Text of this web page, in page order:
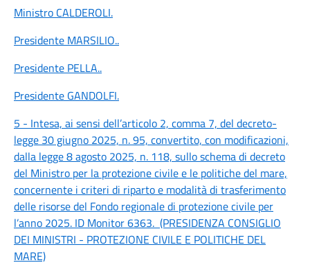
Ministro CALDEROLI.
Presidente MARSILIO..
Presidente PELLA..
Presidente GANDOLFI.
5 - Intesa, ai sensi dell’articolo 2, comma 7, del decreto-
legge 30 giugno 2025, n. 95, convertito, con modificazioni,
dalla legge 8 agosto 2025, n. 118, sullo schema di decreto
del Ministro per la protezione civile e le politiche del mare,
concernente i criteri di riparto e modalità di trasferimento
delle risorse del Fondo regionale di protezione civile per
l’anno 2025. ID Monitor 6363. (PRESIDENZA CONSIGLIO
DEI MINISTRI - PROTEZIONE CIVILE E POLITICHE DEL
MARE)